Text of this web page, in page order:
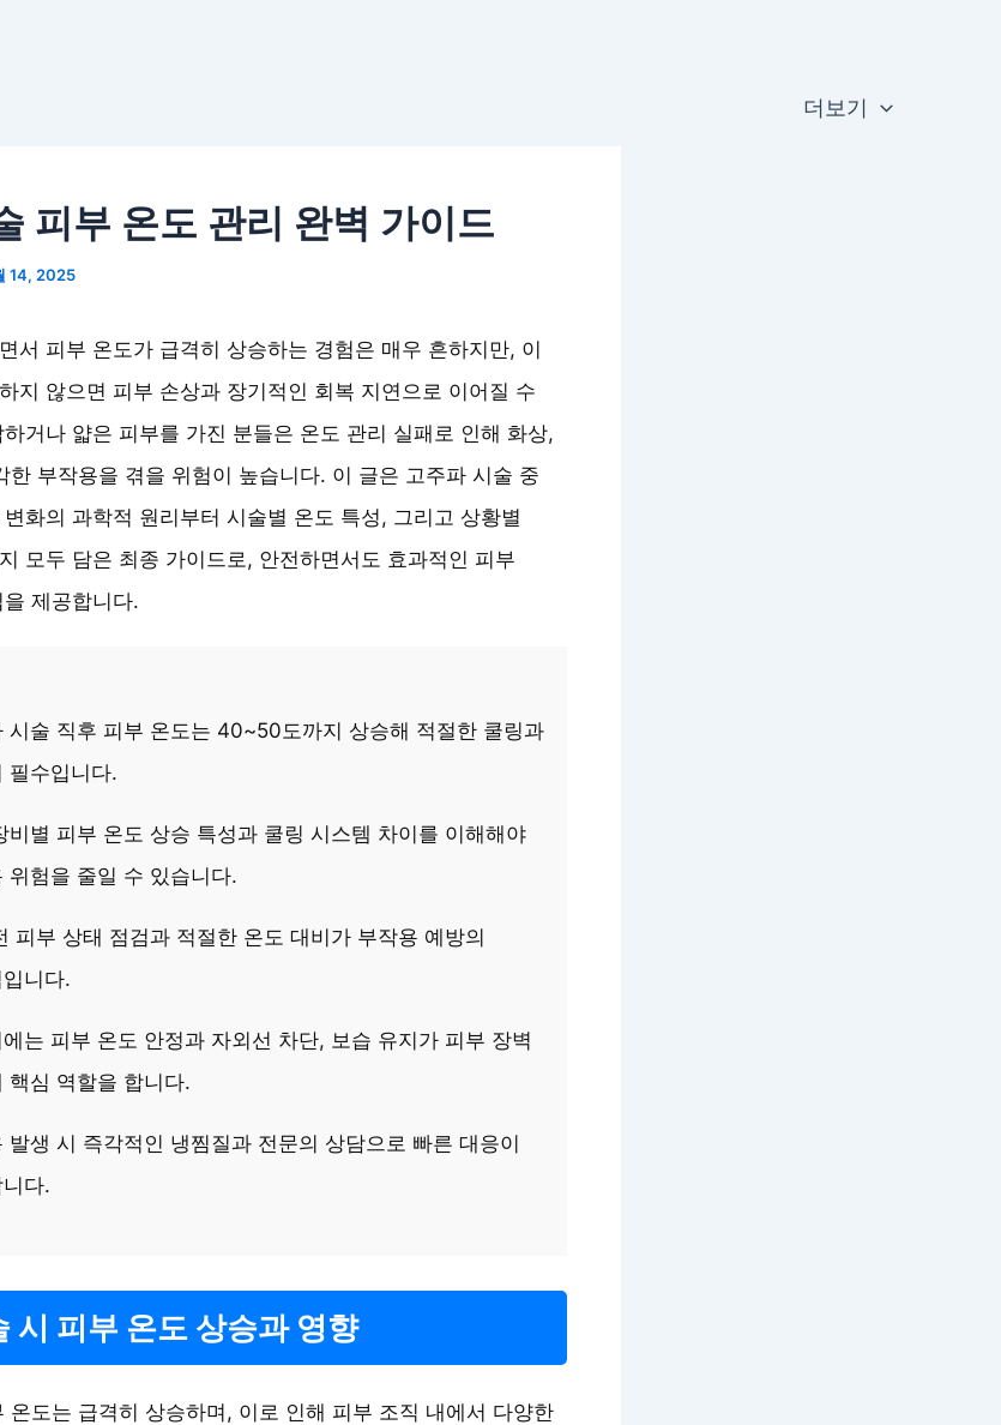
더보기
피부 온도 관리 완벽 가이드
14, 2025
서 피부 온도가 급격히 상승하는 경험은 매우 흔하지만, 이
지 않으면 피부 손상과 장기적인 회복 지연으로 이어질 수
거나 얇은 피부를 가진 분들은 온도 관리 실패로 인해 화상,
한 부작용을 겪을 위험이 높습니다. 이 글은 고주파 시술 중
화의 과학적 원리부터 시술별 온도 특성, 그리고 상황별
모두 담은 최종 가이드로, 안전하면서도 효과적인 피부
제공합니다.
시술 직후 피부 온도는 40~50도까지 상승해 적절한 쿨링과
필수입니다.
비별 피부 온도 상승 특성과 쿨링 시스템 차이를 이해해야
위험을 줄일 수 있습니다.
피부 상태 점검과 적절한 온도 대비가 부작용 예방의
니다.
는 피부 온도 안정과 자외선 차단, 보습 유지가 피부 장벽
핵심 역할을 합니다.
발생 시 즉각적인 냉찜질과 전문의 상담으로 빠른 대응이
다.
시 피부 온도 상승과 영향
온도는 급격히 상승하며, 이로 인해 피부 조직 내에서 다양한